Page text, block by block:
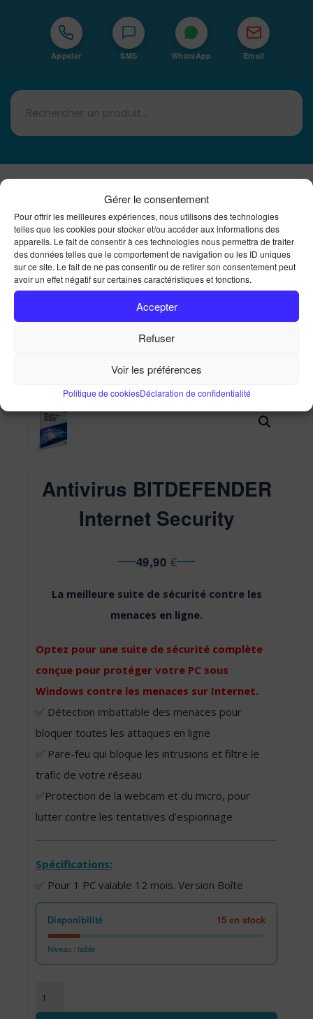
Gérer le consentement
Pour offrir les meilleures expériences, nous utilisons des technologies
telles que les cookies pour stocker et/ou accéder aux informations des
appareils. Le fait de consentir à ces technologies nous permettra de traiter
des données telles que le comportement de navigation ou les ID uniques
sur ce site. Le fait de ne pas consentir ou de retirer son consentement peut
avoir un effet négatif sur certaines caractéristiques et fonctions.
Accepter
Refuser
Voir les préférences
Politique de cookiesDéclaration de confidentialité
Appeler SMS WhatsApp Email
Basé à La Réunion · 974
Bureautique Reunion Ei
Intégrateur de solutions d'impression Bureautique et
DTF à la Réunion
Ma Boutique
Antivirus BITDEFENDER
Antivirus BITDEFENDER
Internet Security
49,90 €
La meilleure suite de sécurité contre les
menaces en ligne.
Optez pour une suite de sécurité complète
conçue pour protéger votre PC sous
Windows contre les menaces sur Internet.
✅ Détection imbattable des menaces pour
bloquer toutes les attaques en ligne
✅ Pare-feu qui bloque les intrusions et filtre le
trafic de votre réseau
✅Protection de la webcam et du micro, pour
lutter contre les tentatives d’espionnage
Spécifications:
✅ Pour 1 PC valable 12 mois. Version Boîte
Disponibilité 15 en stock
Niveau : faible